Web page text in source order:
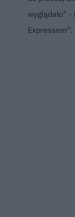
wyglądało" -
Expressem".